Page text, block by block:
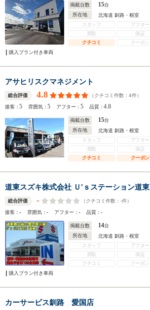
掲載台数 15台
所在地
北海道 釧路・根室
スタッフ
アフター
買取
保証
クチコミ
クーポン
購入プラン付き車両
アサヒリスクマネジメント
総合評価 4.8 （クチコミ件数： 4件）
接客：5 雰囲気：5 アフター：5 品質：4.8
掲載台数 15台
所在地
北海道 釧路・根室
スタッフ
アフター
買取
保証
クチコミ
クーポン
道東スズキ株式会社 Ｕ’ｓステーション道東
総合評価 - （クチコミ件数： -件）
接客：- 雰囲気：- アフター：- 品質：-
掲載台数 14台
所在地
北海道 釧路・根室
スタッフ
アフター
買取
保証
クチコミ
クーポン
購入プラン付き車両
カーサービス釧路 愛国店